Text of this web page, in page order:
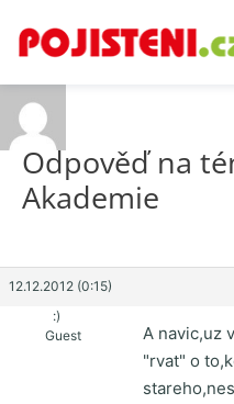
Odpověď na
Akademie
12.12.2012 (0:15)
:)
Guest
A navic,uz
"rvat" o